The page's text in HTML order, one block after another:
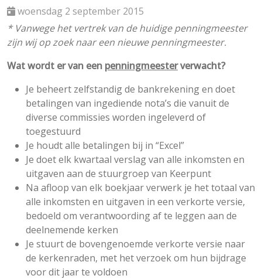
woensdag 2 september 2015
* Vanwege het vertrek van de huidige penningmeester
zijn wij op zoek naar een nieuwe penningmeester.
Wat wordt er van een penningmeesterverwacht?
Je beheert zelfstandig de bankrekening en doet
betalingen van ingediende nota’s die vanuit de
diverse commissies worden ingeleverd of
toegestuurd
Je houdt alle betalingen bij in “Excel”
Je doet elk kwartaal verslag van alle inkomsten en
uitgaven aan de stuurgroep van Keerpunt
Na afloop van elk boekjaar verwerk je het totaal van
alle inkomsten en uitgaven in een verkorte versie,
bedoeld om verantwoording af te leggen aan de
deelnemende kerken
Je stuurt de bovengenoemde verkorte versie naar
de kerkenraden, met het verzoek om hun bijdrage
voor dit jaar te voldoen